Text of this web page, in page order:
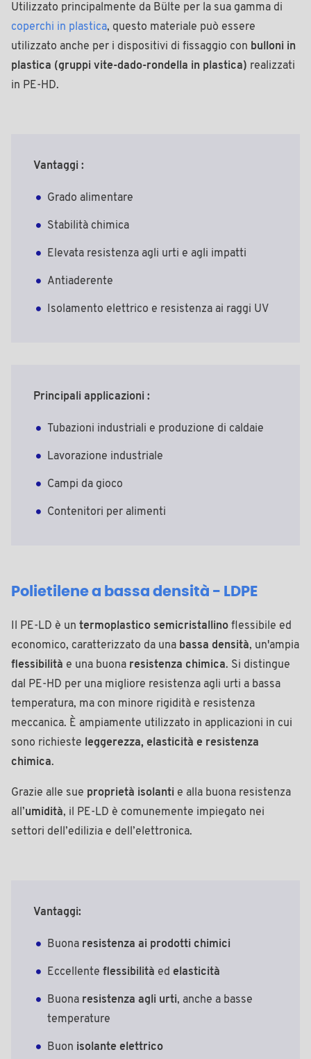
Utilizzato principalmente da Bülte per la sua gamma di
coperchi in plastica, questo materiale può essere
utilizzato anche per i dispositivi di fissaggio con bulloni in
plastica (gruppi vite-dado-rondella in plastica) realizzati
in PE-HD.
Vantaggi :
Grado alimentare
Stabilità chimica
Elevata resistenza agli urti e agli impatti
Antiaderente
Isolamento elettrico e resistenza ai raggi UV
Principali applicazioni :
Tubazioni industriali e produzione di caldaie
Lavorazione industriale
Campi da gioco
Contenitori per alimenti
Polietilene a bassa densità - LDPE
Il PE-LD è un termoplastico semicristallino flessibile ed
economico, caratterizzato da una bassa densità, un'ampia
flessibilità e una buona resistenza chimica. Si distingue
dal PE-HD per una migliore resistenza agli urti a bassa
temperatura, ma con minore rigidità e resistenza
meccanica. È ampiamente utilizzato in applicazioni in cui
sono richieste leggerezza, elasticità e resistenza
chimica.
Grazie alle sue proprietà isolanti e alla buona resistenza
all’umidità, il PE-LD è comunemente impiegato nei
settori dell’edilizia e dell’elettronica.
Vantaggi:
Buona resistenza ai prodotti chimici
Eccellente flessibilità ed elasticità
Buona resistenza agli urti, anche a basse
temperature
Buon isolante elettrico